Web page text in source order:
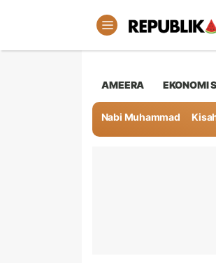
AMEERA EKONOMI
Nabi Muhammad